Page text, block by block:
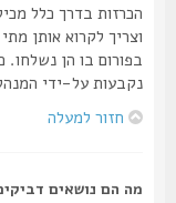
הכרזות בדרך כלל
וצריך לקרוא אותן מתי
בפורום בו הן נשלחו.
נקבעות על-ידי המנהל
חזור למעלה
מה הם נושאים דביקים?